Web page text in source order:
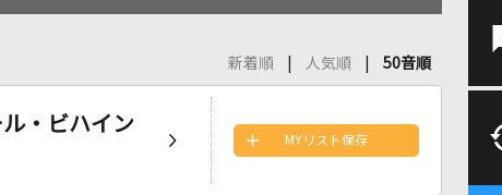
新着順
人気順 50音順
・ビハイン
MYリスト保存